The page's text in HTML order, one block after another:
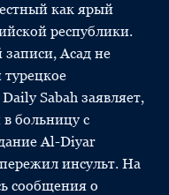
как ярый
республики.
записи, Асад не
Sabah заявляет,
больницу с
Al-Diyar
пережил инсульт. На
сообщения о